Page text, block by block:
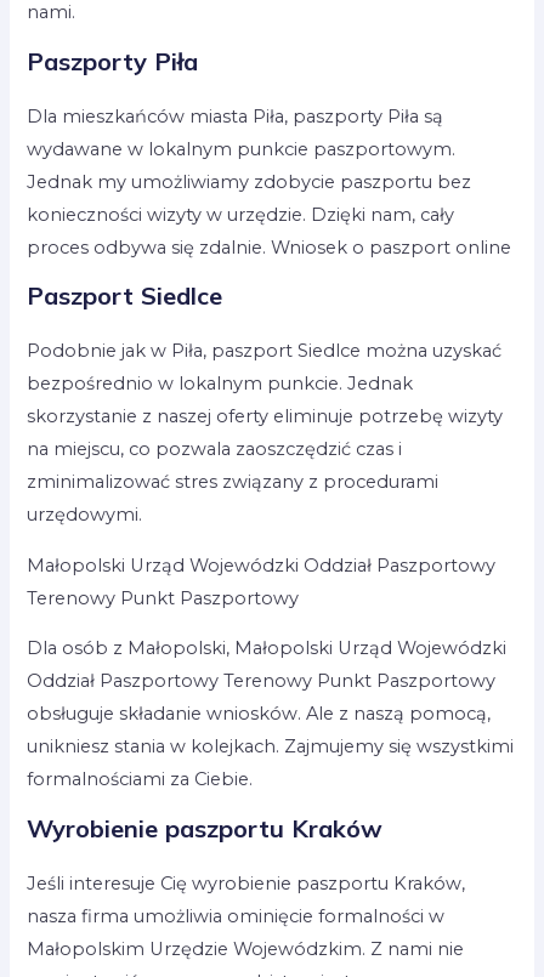
nami.
Paszporty Piła
Dla mieszkańców miasta Piła, paszporty Piła są
wydawane w lokalnym punkcie paszportowym.
Jednak my umożliwiamy zdobycie paszportu bez
konieczności wizyty w urzędzie. Dzięki nam, cały
proces odbywa się zdalnie. Wniosek o paszport online
Paszport Siedlce
Podobnie jak w Piła, paszport Siedlce można uzyskać
bezpośrednio w lokalnym punkcie. Jednak
skorzystanie z naszej oferty eliminuje potrzebę wizyty
na miejscu, co pozwala zaoszczędzić czas i
zminimalizować stres związany z procedurami
urzędowymi.
Małopolski Urząd Wojewódzki Oddział Paszportowy
Terenowy Punkt Paszportowy
Dla osób z Małopolski, Małopolski Urząd Wojewódzki
Oddział Paszportowy Terenowy Punkt Paszportowy
obsługuje składanie wniosków. Ale z naszą pomocą,
unikniesz stania w kolejkach. Zajmujemy się wszystkimi
formalnościami za Ciebie.
Wyrobienie paszportu Kraków
Jeśli interesuje Cię wyrobienie paszportu Kraków,
nasza firma umożliwia ominięcie formalności w
Małopolskim Urzędzie Wojewódzkim. Z nami nie